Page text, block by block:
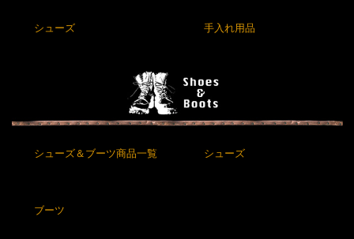
シューズ 手入れ用品
シューズ＆ブーツ商品一覧 シューズ
ブーツ